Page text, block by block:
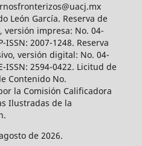
León García. Reserva de
versión impresa: No. 04-
ISSN: 2007-1248. Reserva
versión digital: No. 04-
ISSN: 2594-0422. Licitud de
Contenido No.
la Comisión Calificadora
Ilustradas de la
de 2026.